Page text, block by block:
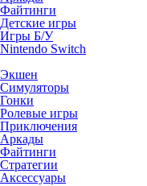
Файтинги
Детские игры
Игры Б/У
Nintendo Switch
Экшен
Симуляторы
Гонки
Ролевые игры
Приключения
Аркады
Файтинги
Стратегии
Аксессуары